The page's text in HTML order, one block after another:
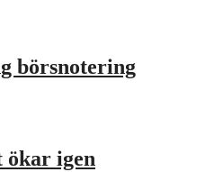
börsnotering
ökar igen